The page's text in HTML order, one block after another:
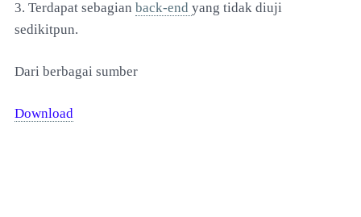
3. Terdapat sebagian back-end yang tidak diuji
sedikitpun.
Dari berbagai sumber
Download